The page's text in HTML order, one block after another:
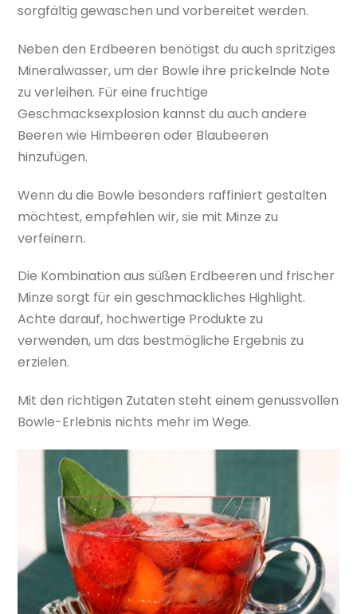
sorgfältig gewaschen und vorbereitet werden.
Neben den Erdbeeren benötigst du auch spritziges
Mineralwasser, um der Bowle ihre prickelnde Note
zu verleihen. Für eine fruchtige
Geschmacksexplosion kannst du auch andere
Beeren wie Himbeeren oder Blaubeeren
hinzufügen.
Wenn du die Bowle besonders raffiniert gestalten
möchtest, empfehlen wir, sie mit Minze zu
verfeinern.
Die Kombination aus süßen Erdbeeren und frischer
Minze sorgt für ein geschmackliches Highlight.
Achte darauf, hochwertige Produkte zu
verwenden, um das bestmögliche Ergebnis zu
erzielen.
Mit den richtigen Zutaten steht einem genussvollen
Bowle-Erlebnis nichts mehr im Wege.